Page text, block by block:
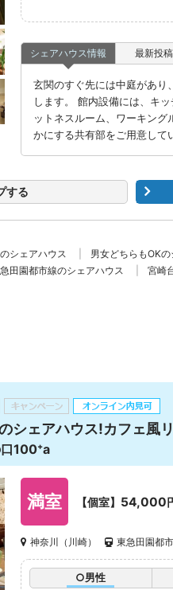
シェアハウス情報
玄関のすぐ先には中庭があり
します。 館内設備には、キ
ットネスルーム、ワーキン
かにする共有部をご用意して
最新投
シェアハウス 男女どちらもOK
田園都市線のシェアハウス 宮崎
シェアハウス!カフェ風
100⁺a
満室 【個室】 54,000
神奈川（川崎） 東急田園都
○男性